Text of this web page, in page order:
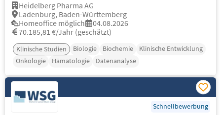
Heidelberg Pharma AG
Ladenburg, Baden-Württemberg
Homeoffice möglich
04.08.2026
70.185,81 €/Jahr (geschätzt)
Klinische Studien Biologie Biochemie
Klinische Entwicklung
Onkologie
Hämatologie Datenanalyse
Schnellbewerbung